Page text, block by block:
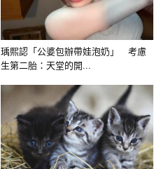
瑀熙認「公婆包辦帶娃泡奶」 考慮
生第二胎：天堂的開...